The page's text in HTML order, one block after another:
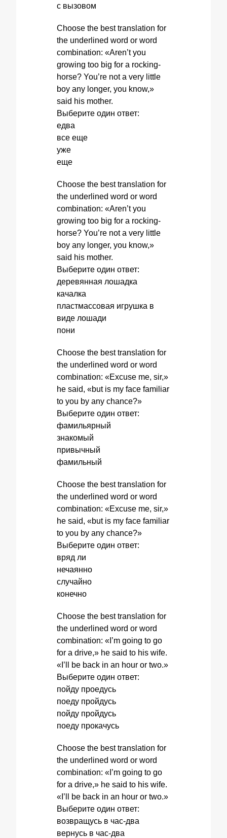
с вызовом
Choose the best translation for
the underlined word or word
combination: «Aren’t you
growing too big for a rocking-
horse? You’re not a very little
boy any longer, you know,»
said his mother.
Выберите один ответ:
едва
все еще
уже
еще
Choose the best translation for
the underlined word or word
combination: «Aren’t you
growing too big for a rocking-
horse? You’re not a very little
boy any longer, you know,»
said his mother.
Выберите один ответ:
деревянная лошадка
качалка
пластмассовая игрушка в
виде лошади
пони
Choose the best translation for
the underlined word or word
combination: «Excuse me, sir,»
he said, «but is my face familiar
to you by any chance?»
Выберите один ответ:
фамильярный
знакомый
привычный
фамильный
Choose the best translation for
the underlined word or word
combination: «Excuse me, sir,»
he said, «but is my face familiar
to you by any chance?»
Выберите один ответ:
вряд ли
нечаянно
случайно
конечно
Choose the best translation for
the underlined word or word
combination: «I’m going to go
for a drive,» he said to his wife.
«I’ll be back in an hour or two.»
Выберите один ответ:
пойду проедусь
поеду пройдусь
пойду пройдусь
поеду прокачусь
Choose the best translation for
the underlined word or word
combination: «I’m going to go
for a drive,» he said to his wife.
«I’ll be back in an hour or two.»
Выберите один ответ:
возвращусь в час-два
вернусь в час-два